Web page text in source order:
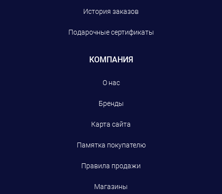
История заказов
Подарочные сертификаты
КОМПАНИЯ
О нас
Бренды
Карта сайта
Памятка покупателю
Правила продажи
Магазины